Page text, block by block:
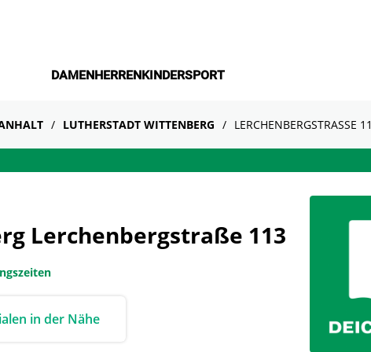
DAMENHERRENKINDERSPORT
LUTHERSTADT WITTENBERG LERCHENBERGSTRASSE 113
Lerchenbergstraße 113
in der Nähe